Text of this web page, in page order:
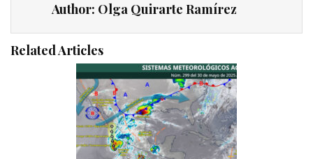
Author: Olga Quirarte Ramírez
Related Articles